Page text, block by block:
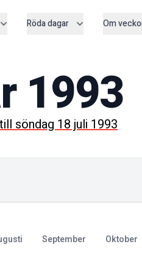
Röda dagar Om
1993
tillsöndag 18 juli 1993
september oktober